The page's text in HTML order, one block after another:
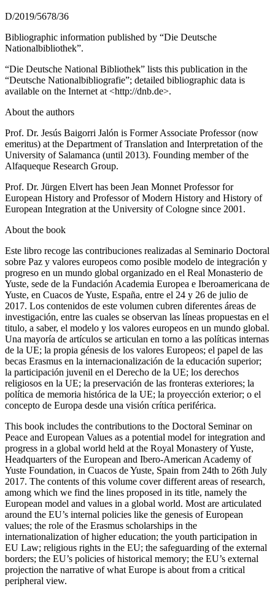
D/2019/5678/36
Bibliographic information published by “Die Deutsche
Nationalbibliothek”.
“Die Deutsche National Bibliothek” lists this publication in the
“Deutsche Nationalbibliografie”; detailed bibliographic data is
available on the Internet at <http://dnb.de>.
About the authors
Prof. Dr. Jesús Baigorri Jalón is Former Associate Professor (now
emeritus) at the Department of Translation and Interpretation of the
University of Salamanca (until 2013). Founding member of the
Alfaqueque Research Group.
Prof. Dr. Jürgen Elvert has been Jean Monnet Professor for
European History and Professor of Modern History and History of
European Integration at the University of Cologne since 2001.
About the book
Este libro recoge las contribuciones realizadas al Seminario Doctoral
sobre Paz y valores europeos como posible modelo de integración y
progreso en un mundo global organizado en el Real Monasterio de
Yuste, sede de la Fundación Academia Europea e Iberoamericana de
Yuste, en Cuacos de Yuste, España, entre el 24 y 26 de julio de
2017. Los contenidos de este volumen cubren diferentes áreas de
investigación, entre las cuales se observan las líneas propuestas en el
titulo, a saber, el modelo y los valores europeos en un mundo global.
Una mayoría de artículos se articulan en torno a las políticas internas
de la UE; la propia génesis de los valores Europeos; el papel de las
becas Erasmus en la internacionalización de la educación superior;
la participación juvenil en el Derecho de la UE; los derechos
religiosos en la UE; la preservación de las fronteras exteriores; la
política de memoria histórica de la UE; la proyección exterior; o el
concepto de Europa desde una visión crítica periférica.
This book includes the contributions to the Doctoral Seminar on
Peace and European Values as a potential model for integration and
progress in a global world held at the Royal Monastery of Yuste,
Headquarters of the European and Ibero-American Academy of
Yuste Foundation, in Cuacos de Yuste, Spain from 24th to 26th July
2017. The contents of this volume cover different areas of research,
among which we find the lines proposed in its title, namely the
European model and values in a global world. Most are articulated
around the EU’s internal policies like the genesis of European
values; the role of the Erasmus scholarships in the
internationalization of higher education; the youth participation in
EU Law; religious rights in the EU; the safeguarding of the external
borders; the EU’s policies of historical memory; the EU’s external
projection the narrative of what Europe is about from a critical
peripheral view.